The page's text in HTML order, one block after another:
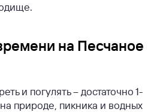
на Песчаное
и погулять – достаточно 1-
природе, пикника и водных